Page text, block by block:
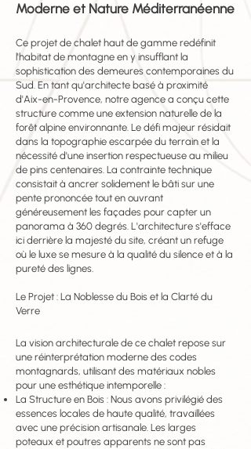
Moderne et Nature Méditerranéenne
Ce projet de chalet haut de gamme redéfinit
l'habitat de montagne en y insufflant la
sophistication des demeures contemporaines du
Sud. En tant qu'architecte basé à proximité
d'Aix-en-Provence, notre agence a conçu cette
structure comme une extension naturelle de la
forêt alpine environnante. Le défi majeur résidait
dans la topographie escarpée du terrain et la
nécessité d'une insertion respectueuse au milieu
de pins centenaires. La contrainte technique
consistait à ancrer solidement le bâti sur une
pente prononcée tout en ouvrant
généreusement les façades pour capter un
panorama à 360 degrés. L'architecture s'efface
ici derrière la majesté du site, créant un refuge
où le luxe se mesure à la qualité du silence et à la
pureté des lignes.
Le Projet : La Noblesse du Bois et la Clarté du
Verre
La vision architecturale de ce chalet repose sur
une réinterprétation moderne des codes
montagnards, utilisant des matériaux nobles
pour une esthétique intemporelle :
La Structure en Bois : Nous avons privilégié des
essences locales de haute qualité, travaillées
avec une précision artisanale. Les larges
poteaux et poutres apparents ne sont pas